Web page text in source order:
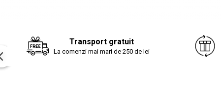
Transport gratuit
La comenzi mai mari de 250 de lei